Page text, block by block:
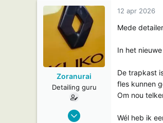
i
r
t
t
u
s
Zoranurai
Detailing guru
11 jul 2022
12 apr 2026
Mede
In het
De trapkast
fles kunnen
Om nou
Wél heb ik